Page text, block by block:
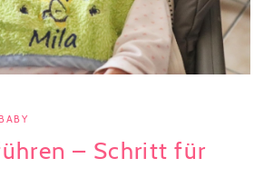
– Schritt für